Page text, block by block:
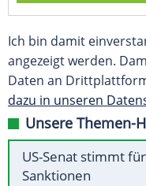
Ich bin damit
angezeigt werden.
Daten an
dazu in unseren
Unsere Themen-
US-Senat stimmt
Sanktionen